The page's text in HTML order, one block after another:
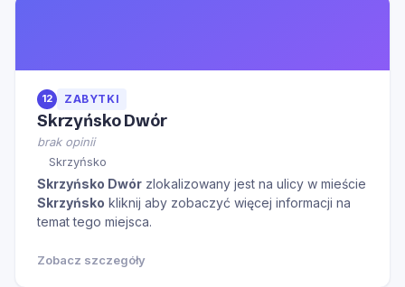
12 ZABYTKI
Skrzyńsko Dwór
brak opinii
Skrzyńsko
Skrzyńsko Dwór zlokalizowany jest na ulicy w mieście
Skrzyńsko kliknij aby zobaczyć więcej informacji na
temat tego miejsca.
Zobacz szczegóły